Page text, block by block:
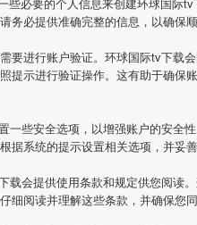
务必提供准确完整的信息，以确保顺
要进行账户验证。 环球国际tv下载
提示进行验证操作。这有助于确保
一些安全选项，以增强账户的安全
据系统的提示设置相关选项，并妥
载会提供使用条款和规定供您阅读
细阅读并理解这些条款，并确保您同